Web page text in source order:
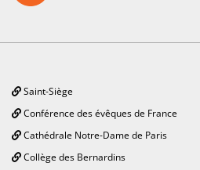
Saint-Siège
Conférence des évêques de France
Cathédrale Notre-Dame de Paris
Collège des Bernardins